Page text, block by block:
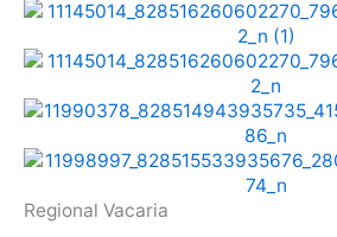
Regional Vacaria